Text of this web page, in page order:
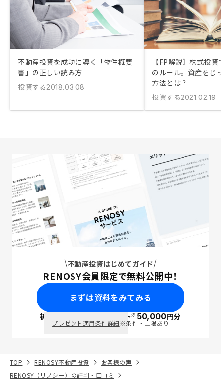
不動産投資を成功に導く「物件概要
書」の正しい読み方
投資する2018.03.08
【FP解説】株式投
のルール。資産をじ
方法とは？
投資する2021.02.19
不動産投資はじめてガイド
RENOSY会員限定で無料公開中！
まずは資料をみてみる
初回面談で ポイント※50,000円分
プレゼント適用条件詳細※条件・上限あり
TOP RENOSY不動産投資
お客様の声
RENOSY（リノシー）の評判・口コミ